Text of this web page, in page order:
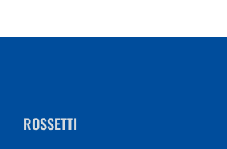
ROSSETTI